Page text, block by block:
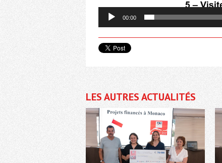
00:00
LES AUTRES ACTUALITÉS